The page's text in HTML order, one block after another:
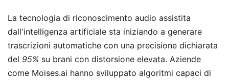
La tecnologia di riconoscimento audio assistita
dall'intelligenza artificiale sta iniziando a generare
trascrizioni automatiche con una precisione dichiarata
del 95% su brani con distorsione elevata. Aziende
come Moises.ai hanno sviluppato algoritmi capaci di